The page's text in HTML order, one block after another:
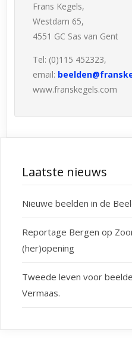
Frans Kegels,
Westdam 65,
4551 GC Sas van Gent
Tel: (0)115 452323,
email:
www.franskegels.com
Laatste nieuws
Nieuwe beelden in de
Reportage Bergen op
(her)opening
Tweede leven voor
Vermaas.